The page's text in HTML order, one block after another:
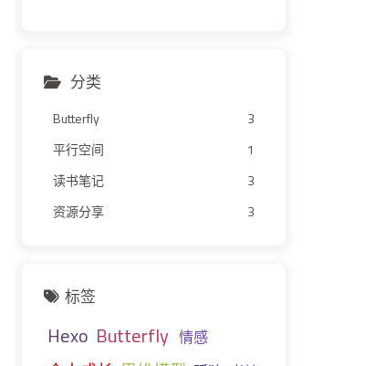
分类
Butterfly
3
平行空间
1
读书笔记
3
资源分享
3
标签
Hexo Butterfly 情感